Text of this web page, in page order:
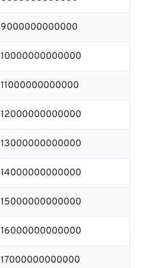
9000000000000
10000000000000
11000000000000
12000000000000
13000000000000
14000000000000
15000000000000
16000000000000
17000000000000